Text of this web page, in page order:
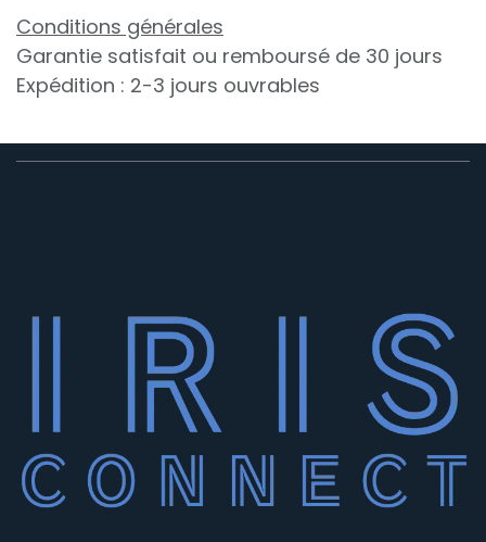
Conditions générales
Garantie satisfait ou remboursé de 30 jours
Expédition : 2-3 jours ouvrables